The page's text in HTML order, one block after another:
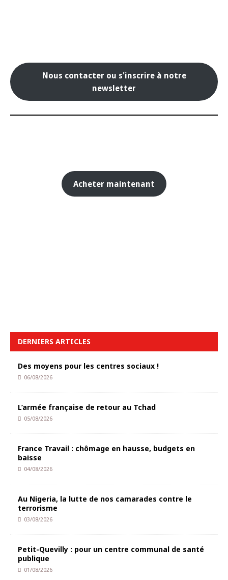
Nous contacter ou s'inscrire à notre
newsletter
Acheter maintenant
DERNIERS ARTICLES
Des moyens pour les centres sociaux !
06/08/2026
L’armée française de retour au Tchad
05/08/2026
France Travail : chômage en hausse, budgets en
baisse
04/08/2026
Au Nigeria, la lutte de nos camarades contre le
terrorisme
03/08/2026
Petit-Quevilly : pour un centre communal de santé
publique
01/08/2026